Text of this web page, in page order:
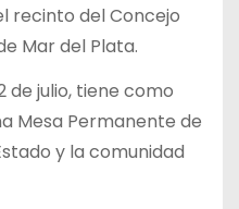
recinto del Concejo
Mar del Plata.
de julio, tiene como
Mesa Permanente de
y la comunidad